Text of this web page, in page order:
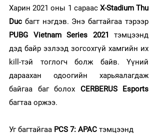
Харин 2021 оны 1 сараас X-Stadium Thu
Duc
PUBG Vietnam Series 2021 тэмцээнд
дэд байр эзлээд зогсохгүй хамгийн их
kill-тэй тоглогч болж байв. Үүний
дараахан одоогийн харьяалагдаж
байгаа баг болох CERBERUS Esports
багтаа оржээ.
Уг багтайгаа PCS 7: APAC тэмцээнд